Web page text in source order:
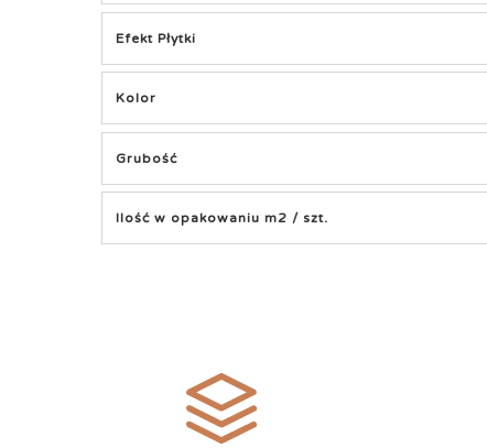
Efekt Płytki
Kolor
Grubość
Ilość w opakowaniu m2 / szt.